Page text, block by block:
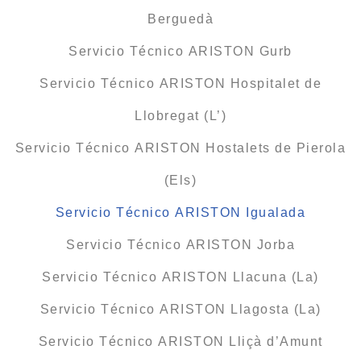
Berguedà
Servicio Técnico ARISTON Gurb
Servicio Técnico ARISTON Hospitalet de
Llobregat (L’)
Servicio Técnico ARISTON Hostalets de Pierola
(Els)
Servicio Técnico ARISTON Igualada
Servicio Técnico ARISTON Jorba
Servicio Técnico ARISTON Llacuna (La)
Servicio Técnico ARISTON Llagosta (La)
Servicio Técnico ARISTON Lliçà d’Amunt